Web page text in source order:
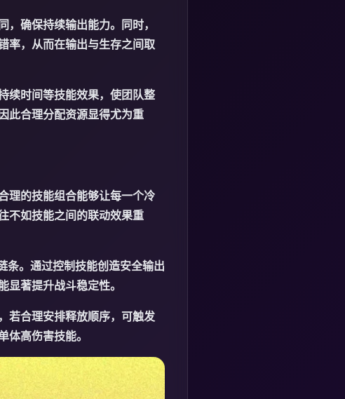
确保持续输出能力。同时，
率，从而在输出与生存之间取
续时间等技能效果，使团队整
此合理分配资源显得尤为重
理的技能组合能够让每一个冷
不如技能之间的联动效果重
。通过控制技能创造安全输出
著提升战斗稳定性。
若合理安排释放顺序，可触发
高伤害技能。